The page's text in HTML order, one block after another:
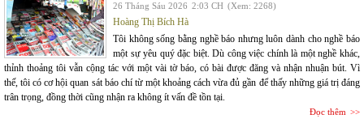
26 Tháng Sáu 2026 2:03 CH (Xem: 2268)
Hoàng Thị Bích Hà
Tôi không sống bằng nghề báo nhưng luôn dành cho nghề báo
một sự yêu quý đặc biệt. Dù công việc chính là một nghề khác,
thỉnh thoảng tôi vẫn cộng tác với một vài tờ báo, có bài được đăng và nhận nhuận bút. Vì
thế, tôi có cơ hội quan sát báo chí từ một khoảng cách vừa đủ gần để thấy những giá trị đáng
trân trọng, đồng thời cũng nhận ra không ít vấn đề tồn tại.
Đọc thêm